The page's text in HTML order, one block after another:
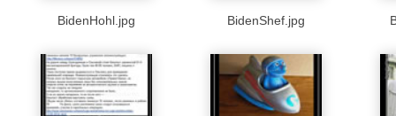
BidenHohl.jpg BidenShef.jpg